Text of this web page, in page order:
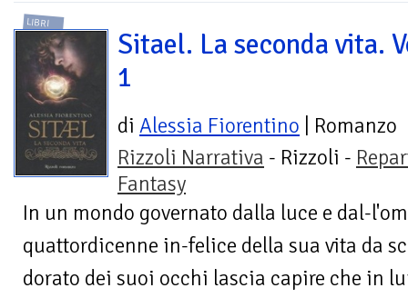
LIBRI
Sitael. La seconda vita.
1
di Alessia Fiorentino | Romanzo
Rizzoli Narrativa - Rizzoli -
Fantasy
In un mondo governato dalla luce e dal-
quattordicenne in-felice della sua vita da
dorato dei suoi occhi lascia capire che in